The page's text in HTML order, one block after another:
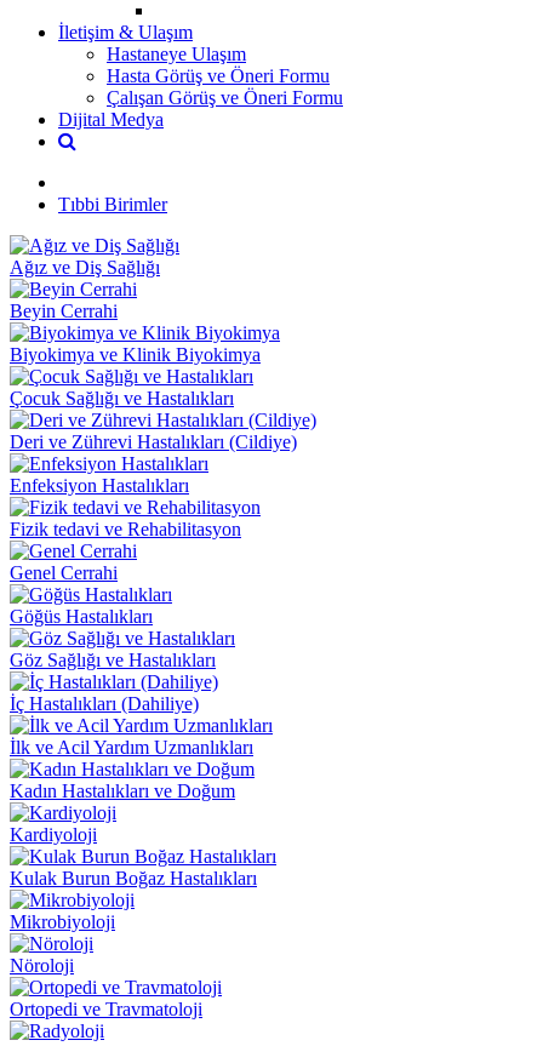
İletişim & Ulaşım
Hastaneye Ulaşım
Hasta Görüş ve Öneri Formu
Çalışan Görüş ve Öneri Formu
Dijital Medya
Tıbbi Birimler
Ağız ve Diş Sağlığı
Beyin Cerrahi
Biyokimya ve Klinik Biyokimya
Çocuk Sağlığı ve Hastalıkları
Deri ve Zührevi Hastalıkları (Cildiye)
Enfeksiyon Hastalıkları
Fizik tedavi ve Rehabilitasyon
Genel Cerrahi
Göğüs Hastalıkları
Göz Sağlığı ve Hastalıkları
İç Hastalıkları (Dahiliye)
İlk ve Acil Yardım Uzmanlıkları
Kadın Hastalıkları ve Doğum
Kardiyoloji
Kulak Burun Boğaz Hastalıkları
Mikrobiyoloji
Nöroloji
Ortopedi ve Travmatoloji